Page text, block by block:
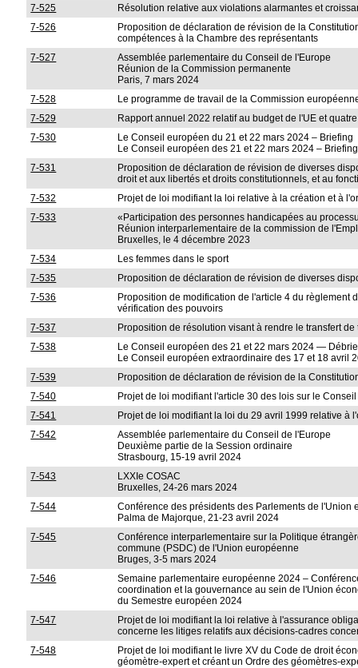
7-525
Résolution relative aux violations alarmantes et
7-526
Proposition de déclaration de révision de la
compétences à la Chambre des représentants
7-527
Assemblée parlementaire du Conseil de l'Europe
Réunion de la Commission permanente
Paris, 7 mars 2024
7-528
Le programme de travail de la Commission
7-529
Rapport annuel 2022 relatif au budget de l'UE et
7-530
Le Conseil européen du 21 et 22 mars 2024 – Briefing
Le Conseil européen des 21 et 22 mars 2024 – Briefing
7-531
Proposition de déclaration de révision de diverses
droit et aux libertés et droits constitutionnels, et au
7-532
Projet de loi modifiant la loi relative à la création et à
7-533
«Participation des personnes handicapées au
Réunion interparlementaire de la commission de
Bruxelles, le 4 décembre 2023
7-534
Les femmes dans le sport
7-535
Proposition de déclaration de révision de diverses
7-536
Proposition de modification de l'article 4 du
vérification des pouvoirs
7-537
Proposition de résolution visant à rendre le transfert
7-538
Le Conseil européen des 21 et 22 mars 2024 —
Le Conseil européen extraordinaire des 17 et 18 avril
7-539
Proposition de déclaration de révision de la
7-540
Projet de loi modifiant l'article 30 des lois sur le
7-541
Projet de loi modifiant la loi du 29 avril 1999 relative à
7-542
Assemblée parlementaire du Conseil de l'Europe
Deuxième partie de la Session ordinaire
Strasbourg, 15-19 avril 2024
7-543
LXXIe COSAC
Bruxelles, 24-26 mars 2024
7-544
Conférence des présidents des Parlements de l'Union
Palma de Majorque, 21-23 avril 2024
7-545
Conférence interparlementaire sur la Politique
commune (PSDC) de l'Union européenne
Bruges, 3-5 mars 2024
7-546
Semaine parlementaire européenne 2024 –
coordination et la gouvernance au sein de l'Union
du Semestre européen 2024
7-547
Projet de loi modifiant la loi relative à l'assurance
concerne les litiges relatifs aux décisions-cadres
7-548
Projet de loi modifiant le livre XV du Code de droit
géomètre-expert et créant un Ordre des géomètres-